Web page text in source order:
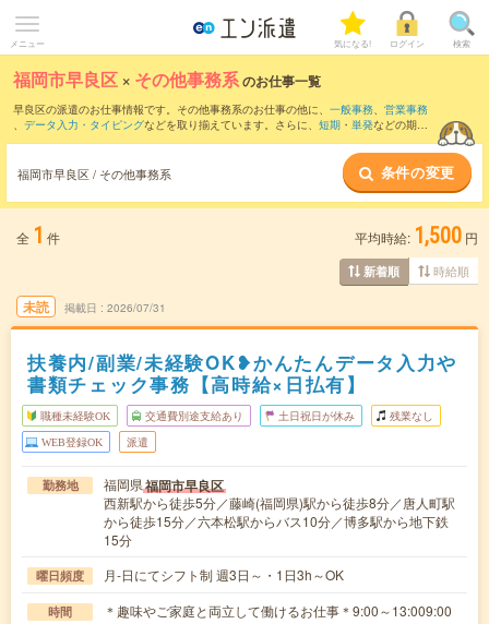
メニュー 気になる! ログイン 検索
福岡市早良区 × その他事務系のお仕事一覧
早良区の派遣のお仕事情報です。その他事務系のお仕事の他に、 一般事務、 営業事務
、 データ入力・タイピングなどを取り揃えています。さらに、 短期 ・ 単発などの期間
福岡市早良区 / その他事務系 条件の変更
全 1 件 平均時給: 1,500 円
新着順 時給順
未読 掲載日 2026/07/31
扶養内/副業/未経験OK❥かんたんデータ入力や
書類チェック事務【高時給×日払有】
職種未経験OK 交通費別途支給あり 土日祝日が休み 残業なし
WEB登録OK 派遣
勤務地 福岡県福岡市早良区
西新駅から徒歩5分／藤崎(福岡県)駅から徒歩8分／唐人町駅
から徒歩15分／六本松駅からバス10分／博多駅から地下鉄
15分
曜日頻度 月-日にてシフト制 週3日～・1日3h～OK
時間
＊趣味やご家庭と両立して働けるお仕事＊9:00～13:009:00